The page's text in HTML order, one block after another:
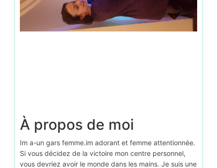
À propos de moi
Im a-un gars femme.im adorant et femme attentionnée.
Si vous décidez de la victoire mon centre personnel,
vous devriez avoir le monde dans les mains. Je suis une